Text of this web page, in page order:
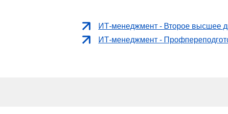
ИТ-менеджмент - Второе высшее
ИТ-менеджмент -